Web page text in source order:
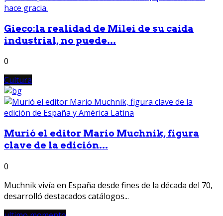
Gieco:la realidad de Milei de su caída
industrial, no puede...
0
Cultura
Murió el editor Mario Muchnik, figura
clave de la edición...
0
Muchnik vivía en España desde fines de la década del 70,
desarrolló destacados catálogos...